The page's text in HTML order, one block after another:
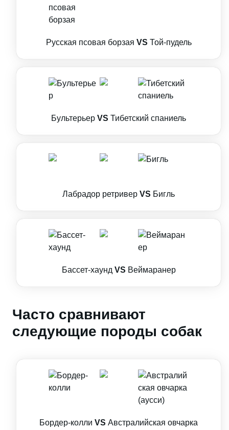
Русская псовая борзая VS Той-пудель
Бультерьер VS Тибетский спаниель
Лабрадор ретривер VS Бигль
Бассет-хаунд VS Веймаранер
Часто сравнивают
следующие породы собак
Бордер-колли VS Австралийская овчарка